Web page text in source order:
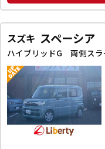
スズキ スペーシア